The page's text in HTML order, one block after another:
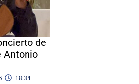
de
Antonio
18:34